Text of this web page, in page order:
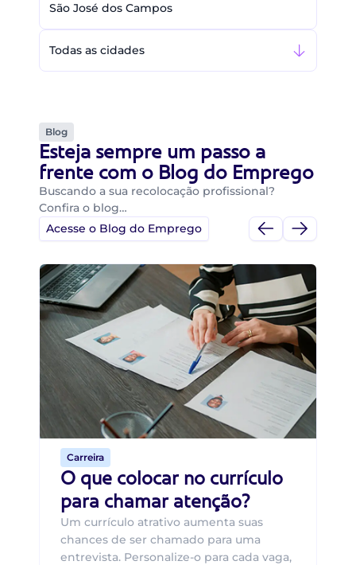
São José dos Campos
Todas as cidades
Blog
Esteja sempre um passo a
frente com o Blog do Emprego
Buscando a sua recolocação profissional?
Confira o blog…
Acesse o Blog do Emprego
Carreira
O que colocar no currículo
para chamar atenção?
Um currículo atrativo aumenta suas
chances de ser chamado para uma
entrevista. Personalize-o para cada vaga,